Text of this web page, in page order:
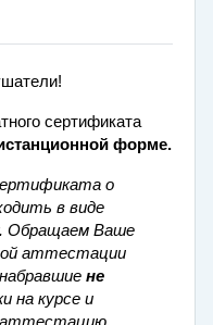
сертификата
форме.
о
в виде
Обращаем Ваше
аттестации
не
на курсе и